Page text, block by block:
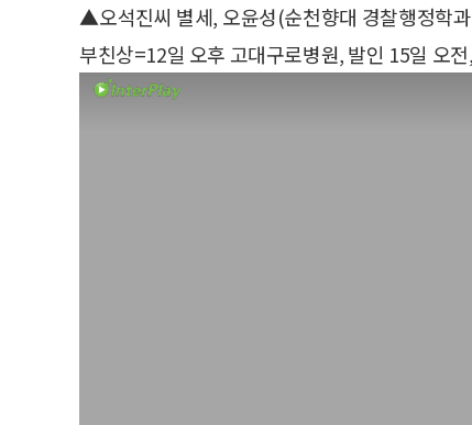
▲오석진씨 별세, 오윤성(순천향대 경찰행정학
부친상=12일 오후 고대구로병원, 발인 15일 오